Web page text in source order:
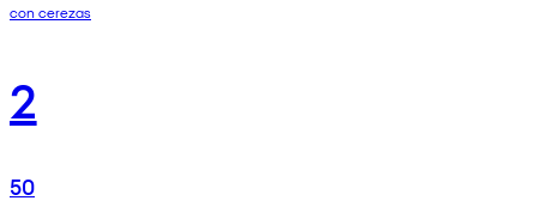
con cerezas
2
50